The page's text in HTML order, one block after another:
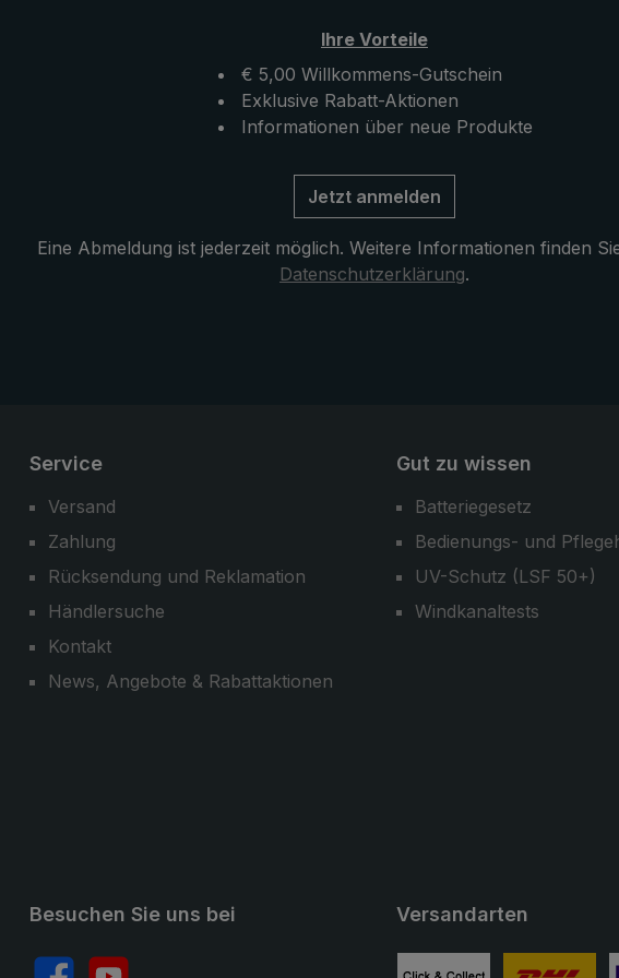
Umhängen. So kann der
geschlossene Regenschirm
bequem über der Schulter oder
Ein toller Begleiter an nassen und
Stockschirm "birdiepal seasons"
Der "birdiepal octagon" ist
robuster und leichter
Regenschirm, der hohen
Belastungen von Wind und
Ihre Vorteile
€ 5,00 Willkommens-Gutschein
Exklusive Rabatt-Aktionen
Informationen über neue Produkte
Jetzt anmelden
Eine Abmeldung ist jederzeit möglich. Weitere Informationen finden
Datenschutzerklärung.
Service
Versand
Zahlung
Rücksendung und Reklamation
Händlersuche
Kontakt
News, Angebote & Rabattaktionen
Gut zu wissen
Batteriegesetz
Bedienungs- und
UV-Schutz (LSF 50+)
Windkanaltests
Besuchen Sie uns bei Versandarten